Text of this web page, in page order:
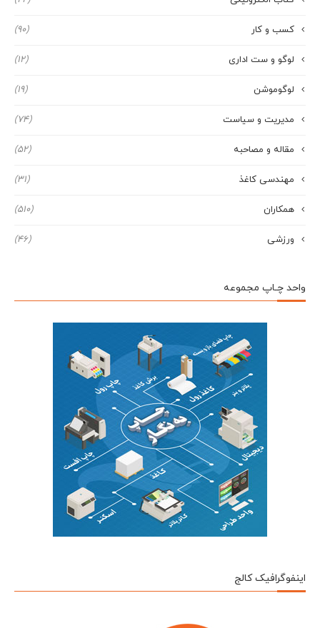
کسب و کار (90)
لوگو و ست اداری (12)
لوگوموشن (19)
مدیریت و سیاست (74)
مقاله و مصاحبه (52)
مهندسی کاغذ (31)
همکاران (510)
ورزشی (46)
واحد چـاپ مجموعه
اینفوگرافیک کالج